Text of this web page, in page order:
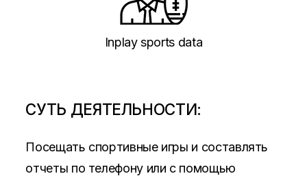
Inplay sports data
СУТЬ ДЕЯТЕЛЬНОСТИ:
Посещать спортивные игры и составлять
отчеты по телефону или с помощью